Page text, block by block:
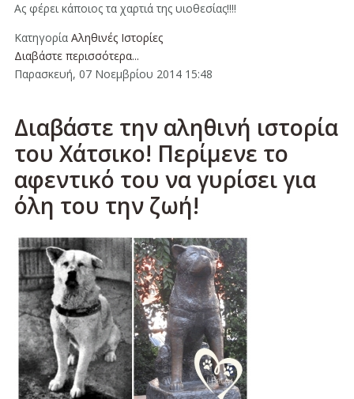
Ας φέρει κάποιος τα χαρτιά της υιοθεσίας!!!!
Κατηγορία Αληθινές Ιστορίες
Διαβάστε περισσότερα...
Παρασκευή, 07 Νοεμβρίου 2014 15:48
Διαβάστε την αληθινή ιστορία
του Χάτσικο! Περίμενε το
αφεντικό του να γυρίσει για
όλη του την ζωή!